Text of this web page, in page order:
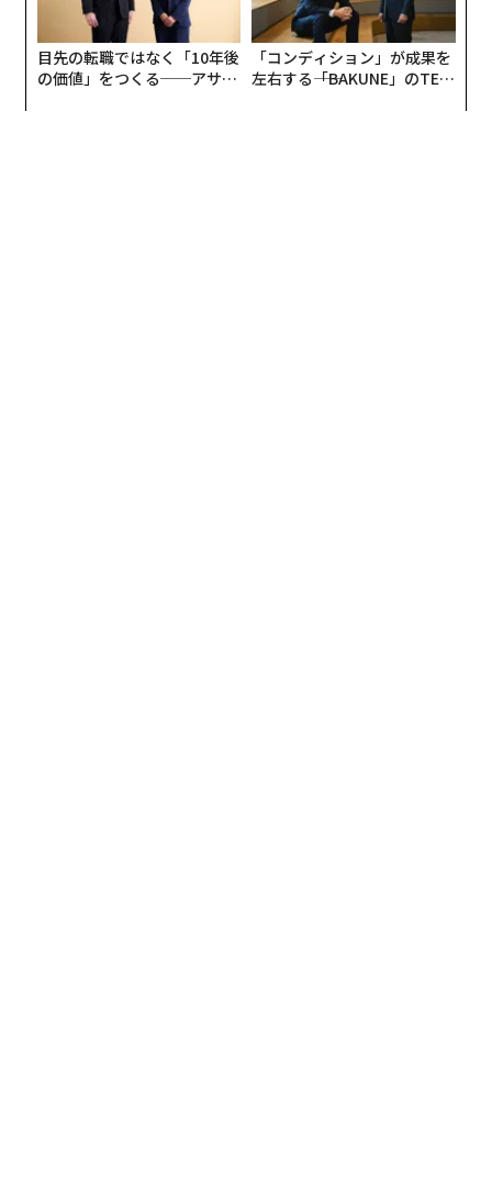
目先の転職ではなく「10年後
の価値」をつくる──アサイ
「コンディション」が成果を
左右する――「BAKUNE」のTEN